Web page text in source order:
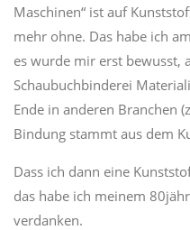
Maschinen“ ist auf
mehr ohne. Das habe ich
es wurde mir erst bewusst,
Schaubuchbinderei
Ende in anderen Branchen
Bindung stammt aus dem
Dass ich dann eine
das habe ich meinem
verdanken.